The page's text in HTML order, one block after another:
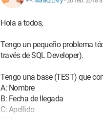
Hola a todos,
Tengo un pequeño problema
través de SQL Developer).
Tengo una base (TEST) que
A: Nombre
B: Fecha de llegada
C: Apellido